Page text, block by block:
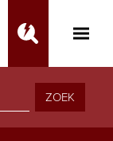
Toggle
ZOEK